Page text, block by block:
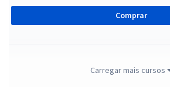
Comprar
TRF 5ª Região - Tribunal Regional
Carregar mais cursos